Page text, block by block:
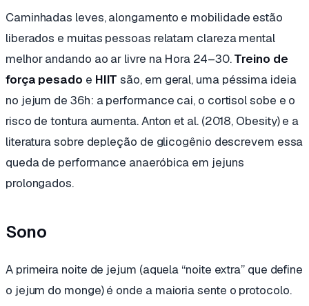
Caminhadas leves, alongamento e mobilidade estão
liberados e muitas pessoas relatam clareza mental
melhor andando ao ar livre na Hora 24–30.Treino de
força pesado e HIIT são, em geral, uma péssima ideia
no jejum de 36h: a performance cai, o cortisol sobe e o
risco de tontura aumenta. Anton et al. (2018, Obesity) e a
literatura sobre depleção de glicogênio descrevem essa
queda de performance anaeróbica em jejuns
prolongados.
Sono
A primeira noite de jejum (aquela “noite extra” que define
o jejum do monge) é onde a maioria sente o protocolo.